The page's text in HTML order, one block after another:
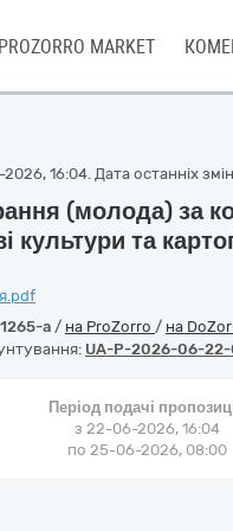
PROZORRO MARKET
16:04. Дата останніх
(молода) за
культури та
a / на ProZorro / на
UA-P-2026-06-22-
Період подачі
з 22-06-2026, 16:04
по 25-06-2026, 08:00